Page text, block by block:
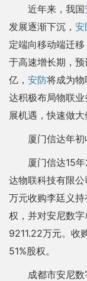
近年来，我国
发展逐渐下沉， 安
定端向移动端迁
于高速增长期，
亿， 安防将成为
达积极布局物联
展机遇，快速做
厦门信达年
厦门信达15
达物联科技有限
万元收购李廷义
权，并对安尼数
9211.22万元。收
51%股权。
成都市安尼